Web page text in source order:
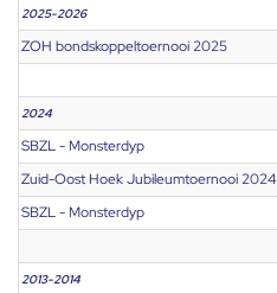
2025-2026
ZOH bondskoppeltoernooi 2025
2024
SBZL - Monsterdyp
Zuid-Oost Hoek Jubileumtoernooi 2024
SBZL - Monsterdyp
2013-2014